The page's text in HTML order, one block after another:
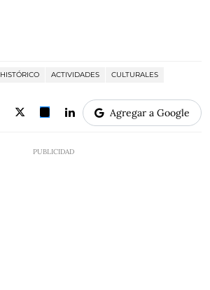
HISTÓRICO ACTIVIDADES
CULTURALES
Agregar a Google